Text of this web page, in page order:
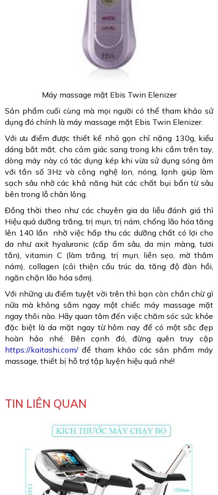
Máy massage mặt Ebis Twin Elenizer
Sản phẩm cuối cùng mà mọi người có thể tham khảo sử
dụng đó chính là máy massage mặt Ebis Twin Elenizer.
Với ưu điểm được thiết kế nhỏ gọn chỉ nặng 130g, kiểu
dáng bắt mắt, cho cảm giác sang trong khi cầm trên tay,
dòng máy này có tác dụng kép khi vừa sử dụng sóng âm
với tần số 3Hz và công nghệ Ion, nóng, lạnh giúp làm
sạch sâu nhờ các khả năng hút các chất bụi bẩn từ sâu
bên trong lỗ chân lông.
Đồng thời theo như các chuyên gia da liễu đánh giá thì
Hiệu quả dưỡng trắng, trị mụn, trị nám, chống lão hóa tăng
lên 140 lần nhờ việc hấp thu các dưỡng chất có lợi cho
da như axit hyaluronic (cấp ẩm sâu, da mịn màng, tươi
tắn), vitamin C (làm trắng, trị mụn, liền sẹo, mờ thâm
nám), collagen (cải thiện cấu trúc da, tăng độ đàn hồi,
ngăn chặn lão hóa sớm).
Với những ưu điểm tuyệt vời trên thì bạn còn chần chừ gì
nữa mà không sắm ngay một chiếc máy massage mặt
ngay thôi nào. Hãy quan tâm đến việc chăm sóc sức khỏe
đặc biệt là da mặt ngay từ hôm nay để có một sắc đẹp
hoàn hảo nhé. Bên cạnh đó, đừng quên truy cập
https://kaitashi.com/ để tham khảo các sản phẩm máy
massage, thiết bị hỗ trợ tập luyện hiệu quả nhé!
TIN LIÊN QUAN